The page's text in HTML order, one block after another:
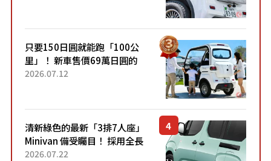
只要150日圓就能跑「100公
里」！ 新車售價69萬日圓的
「3人座」Trike大受歡迎！ 順
2026.07.12
清新綠色的最新「3排7人座」
Minivan 備受矚目！ 採用全長
4.7公尺剛剛好的車身尺寸與
2026.07.22